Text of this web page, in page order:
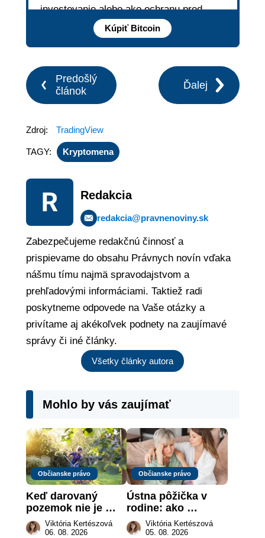
investovanie alebo ako ochranu pred
Kúpiť Bitcoin
Predošlý
článok
Ďalej
Zdroj: TradingView
TAGY: Kryptomena
Redakcia
redakcia@pravnenoviny.sk
Zabezpečujeme redakčnú činnosť a
prispievame do obsahu Právnych novín vďaka
nášmu tímu najmä spravodajstvom a
prehľadovými informáciami. Taktiež radi
poskytneme odpovede na Vaše otázky a
privítame aj akékoľvek podnety na zaujímavé
správy či iné články.
Všetky články autora
Mohlo by vás zaujímať
Občianske právo
Keď darovaný
pozemok nie je
„hotová vec“: kedy
môže darca žiadať
Viktória Kertészová
06. 08. 2026
Občianske právo
Ústna pôžička v
rodine: ako
vymôcť peniaze,
keď na papieri nie
Viktória Kertészová
05. 08. 2026